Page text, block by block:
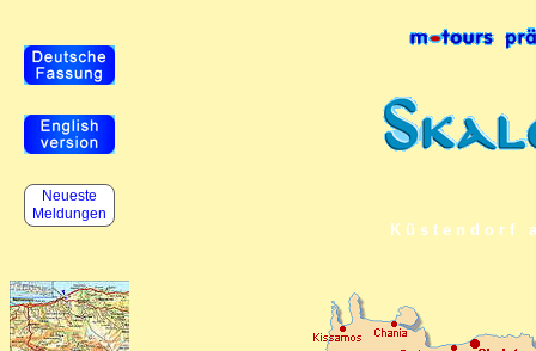
Neueste
Meldungen
Küstendorf